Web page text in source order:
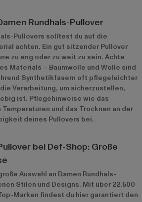
Rundhals-Pullover
Pullovers solltest du auf die
achten. Ein gut sitzender Pullover
zu eng oder zu weit zu sein. Achte
Materials – Baumwolle und Wolle sind
Synthetikfasern oft pflegeleichter
Verarbeitung, um sicherzustellen,
ist. Pflegehinweise wie das
und das Trocknen an der
deines Pullovers bei.
bei Def-Shop: Große
Auswahl an Damen Rundhals-
Stilen und Designs. Mit über 22.500
Marken findest du hier garantiert den